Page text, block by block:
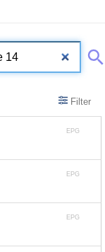
Filter
EPG
EPG
EPG